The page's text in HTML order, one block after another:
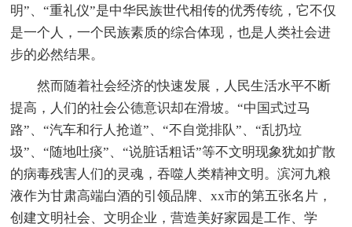
明”、“重礼仪”是中华民族世代相传的优秀传统，它不仅
是一个人，一个民族素质的综合体现，也是人类社会进
步的必然结果。
然而随着社会经济的快速发展，人民生活水平不断
提高，人们的社会公德意识却在滑坡。“中国式过马
路”、“汽车和行人抢道”、“不自觉排队”、“乱扔垃
圾”、“随地吐痰”、“说脏话粗话”等不文明现象犹如扩散
的病毒残害人们的灵魂，吞噬人类精神文明。滨河九粮
液作为甘肃高端白酒的引领品牌、xx市的第五张名片，
创建文明社会、文明企业，营造美好家园是工作、学